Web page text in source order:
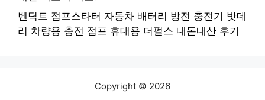
벤딕트 점프스타터 자동차 배터리 방전 충전기 밧데
리 차량용 충전 점프 휴대용 더펄스 내돈내산 후기
Copyright © 2026